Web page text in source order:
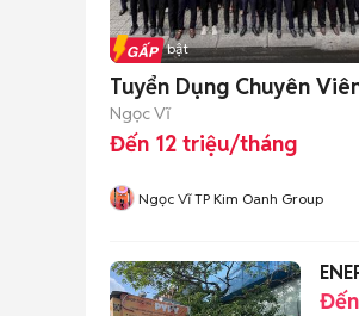
Tin nổi bật
Tuyển Dụng Chuyên
Ngọc Vĩ
Đến 12 triệu/tháng
Ngọc Vĩ TP Kim Oanh Group